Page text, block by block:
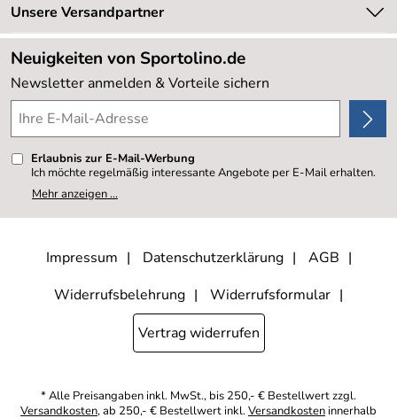
Retourenabwicklung
Lieferbedingungen
Kundenlogin
Neu
Sale %
Kundenbewertungen (20.178)
4,8/5*****
Unsere Versandpartner
Neuigkeiten von Sportolino.de
Newsletter anmelden & Vorteile sichern
Erlaubnis zur E-Mail-Werbung
Ich möchte regelmäßig interessante Angebote per E-Mail erhalten.
Meine E-Mail-Adresse wird nicht an andere Unternehmen
weitergegeben. Zu statistischen Zwecken wird in anonymer Form
kann ich jederzeit mit Wirkung für die Zukunft widerrufen, indem ich
den Link "Abmelden" am Ende des Newsletters anklicke oder die
Datenschutzerklärung habe ich zur Kenntnis genommen.
Mehr anzeigen ...
Impressum Datenschutzerklärung
AGB
Widerrufsbelehrung
Widerrufsformular
Vertrag widerrufen
* Alle Preisangaben inkl. MwSt., bis 250,- € Bestellwert zzgl.
Versandkosten, ab 250,- € Bestellwert inkl.Versandkosten innerhalb